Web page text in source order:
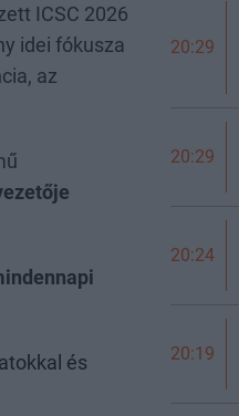
ICSC 2026
idei fókusza
az
és
20:29
20:29
20:24
20:19